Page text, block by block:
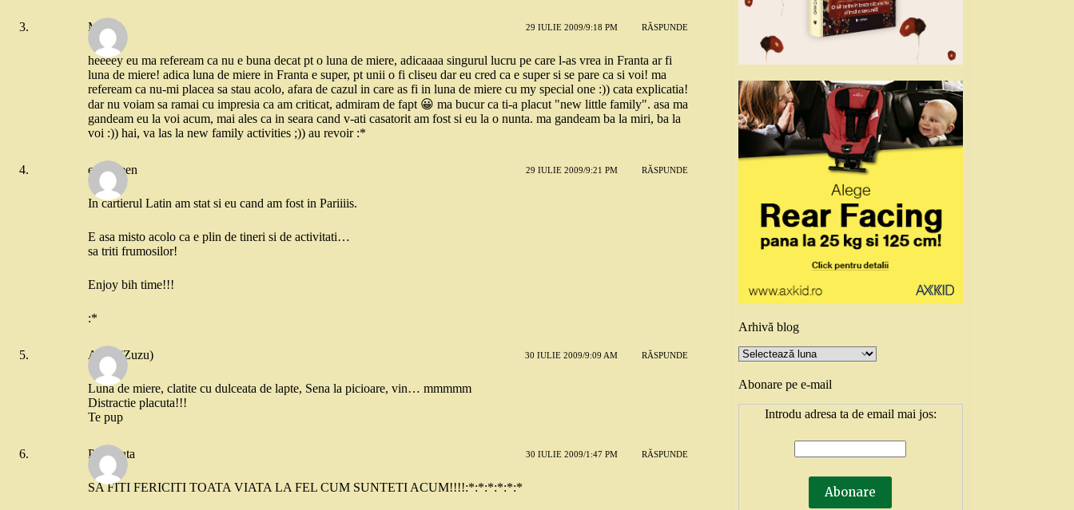
Merat 29 IULIE 2009/9:18 PM RĂSPUNDE
heeeey eu ma refeream ca nu e buna decat pt o luna de miere, adicaaaa singurul lucru pe care l-as vrea in Franta ar fi
luna de miere! adica luna de miere in Franta e super, pt unii o fi cliseu dar eu cred ca e super si se pare ca si voi! ma
refeream ca nu-mi placea sa stau acolo, afara de cazul in care as fi in luna de miere cu my special one :)) cata explicatia!
dar nu voiam sa ramai cu impresia ca am criticat, admiram de fapt 😀 ma bucur ca ti-a placut "new little family". asa ma
gandeam eu la voi acum, mai ales ca in seara cand v-ati casatorit am fost si eu la o nunta. ma gandeam ba la miri, ba la
voi :)) hai, va las la new family activities ;)) au revoir :*
evergreen 29 IULIE 2009/9:21 PM RĂSPUNDE
In cartierul Latin am stat si eu cand am fost in Pariiiis.
E asa misto acolo ca e plin de tineri si de activitati…
sa triti frumosilor!
Enjoy bih time!!!
:*
Anna (Zuzu) 30 IULIE 2009/9:09 AM RĂSPUNDE
Luna de miere, clatite cu dulceata de lapte, Sena la picioare, vin… mmmmm
Distractie placuta!!!
Te pup
Pifuneata 30 IULIE 2009/1:47 PM RĂSPUNDE
SA FITI FERICITI TOATA VIATA LA FEL CUM SUNTETI ACUM!!!!:*:*:*:*:*:*
Arhivă blog
Arhivă
blog
Abonare pe e-mail
Introdu adresa ta de email mai jos: